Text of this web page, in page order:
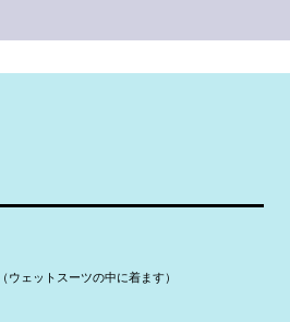
ウェットスーツの中に着ます）